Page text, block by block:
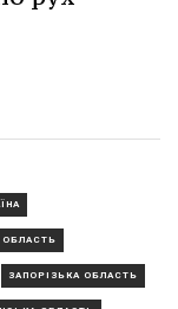
ОБЛАСТЬ
ЗАПОРІЗЬКА ОБЛАСТЬ